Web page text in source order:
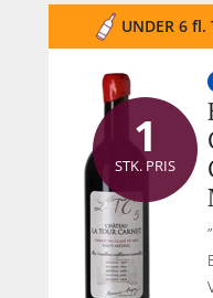
UNDER 6 fl.
1
STK. PRIS